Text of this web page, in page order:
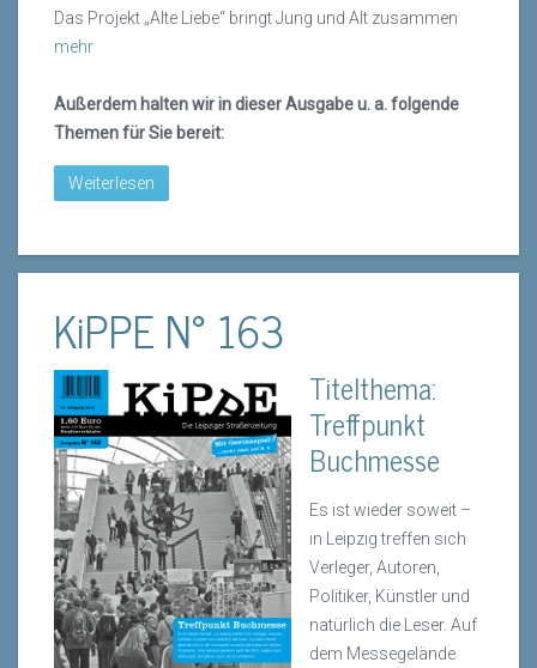
Das Projekt „Alte Liebe“ bringt Jung und Alt zusammen
mehr
Außerdem halten wir in dieser Ausgabe u. a. folgende
Themen für Sie bereit:
Weiterlesen
KiPPE N° 163
Titelthema:
Treffpunkt
Buchmesse
Es ist wieder soweit –
in Leipzig treffen sich
Verleger, Autoren,
Politiker, Künstler und
natürlich die Leser. Auf
dem Messegelände